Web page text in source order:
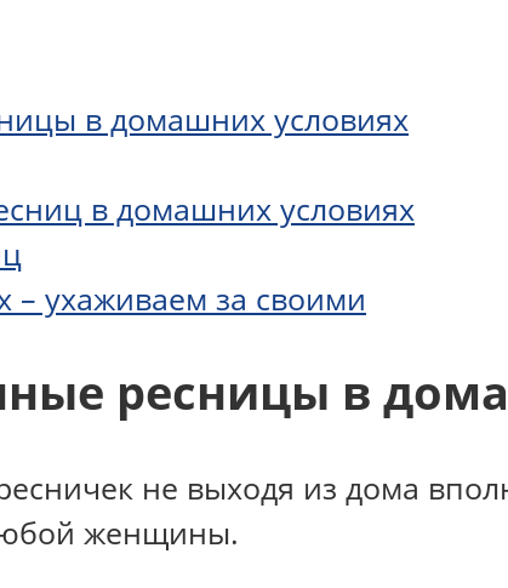
в домашних условиях
в домашних условиях
ухаживаем за своими
ресницы в
не выходя из дома
женщины.